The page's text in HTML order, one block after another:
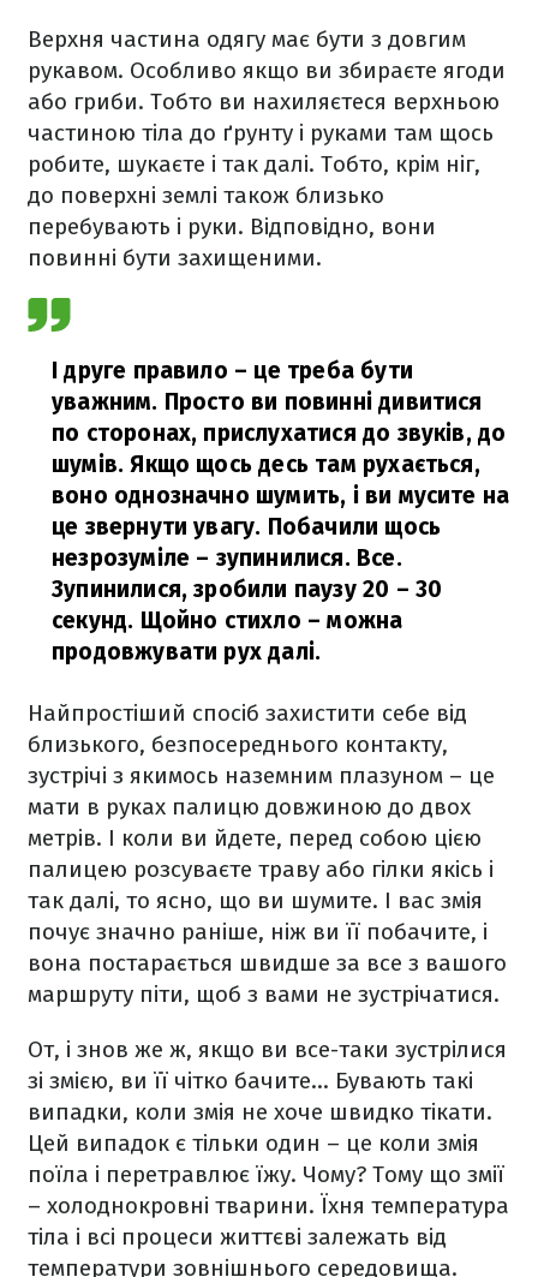
Верхня частина одягу має бути з довгим
рукавом. Особливо якщо ви збираєте ягоди
або гриби. Тобто ви нахиляєтеся верхньою
частиною тіла до ґрунту і руками там щось
робите, шукаєте і так далі. Тобто, крім ніг,
до поверхні землі також близько
перебувають і руки. Відповідно, вони
повинні бути захищеними.
І друге правило – це треба бути
уважним. Просто ви повинні дивитися
по сторонах, прислухатися до звуків, до
шумів. Якщо щось десь там рухається,
воно однозначно шумить, і ви мусите на
це звернути увагу. Побачили щось
незрозуміле – зупинилися. Все.
Зупинилися, зробили паузу 20 – 30
секунд. Щойно стихло – можна
продовжувати рух далі.
Найпростіший спосіб захистити себе від
близького, безпосереднього контакту,
зустрічі з якимось наземним плазуном – це
мати в руках палицю довжиною до двох
метрів. І коли ви йдете, перед собою цією
палицею розсуваєте траву або гілки якісь і
так далі, то ясно, що ви шумите. І вас змія
почує значно раніше, ніж ви її побачите, і
вона постарається швидше за все з вашого
маршруту піти, щоб з вами не зустрічатися.
От, і знов же ж, якщо ви все-таки зустрілися
зі змією, ви її чітко бачите... Бувають такі
випадки, коли змія не хоче швидко тікати.
Цей випадок є тільки один – це коли змія
поїла і перетравлює їжу. Чому? Тому що змії
– холоднокровні тварини. Їхня температура
тіла і всі процеси життєві залежать від
температури зовнішнього середовища.